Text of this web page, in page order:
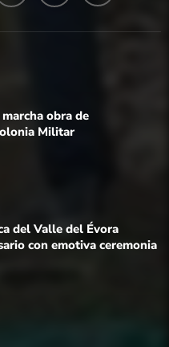
obra de
Militar
del Valle del Évora
con emotiva ceremonia